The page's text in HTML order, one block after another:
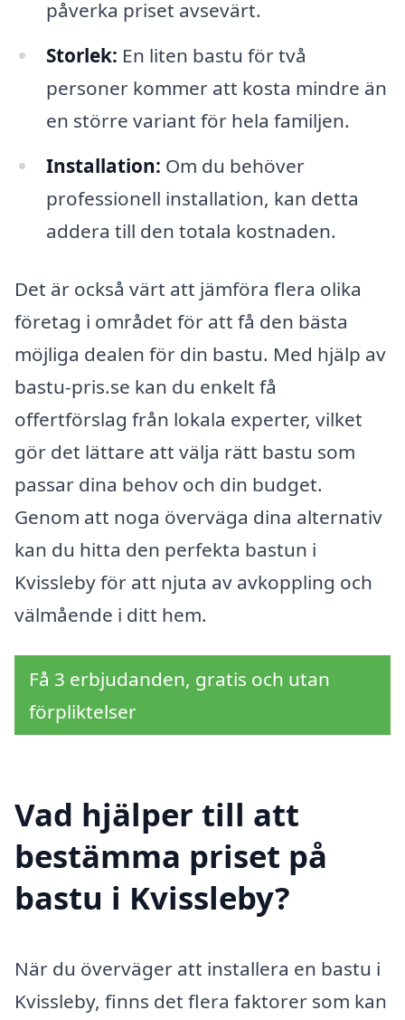
påverka priset avsevärt.
Storlek: En liten bastu för två
personer kommer att kosta mindre än
en större variant för hela familjen.
Installation: Om du behöver
professionell installation, kan detta
addera till den totala kostnaden.
Det är också värt att jämföra flera olika
företag i området för att få den bästa
möjliga dealen för din bastu. Med hjälp av
bastu-pris.se kan du enkelt få
offertförslag från lokala experter, vilket
gör det lättare att välja rätt bastu som
passar dina behov och din budget.
Genom att noga överväga dina alternativ
kan du hitta den perfekta bastun i
Kvissleby för att njuta av avkoppling och
välmående i ditt hem.
Få 3 erbjudanden, gratis och utan
förpliktelser
Vad hjälper till att
bestämma priset på
bastu i Kvissleby?
När du överväger att installera en bastu i
Kvissleby, finns det flera faktorer som kan